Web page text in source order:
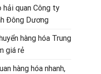
hải quan Công ty
Đông Dương
hàng hóa Trung
giá rẻ
hàng hóa nhanh,